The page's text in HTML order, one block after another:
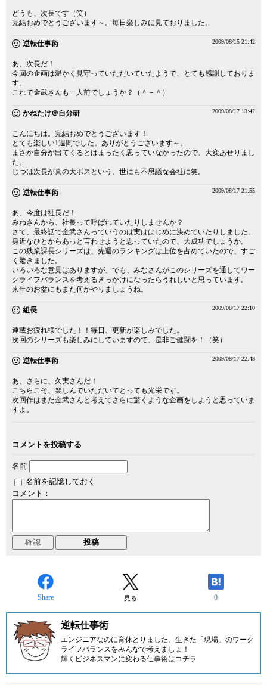
どうも、次長です（笑）
完結おめでとうございます～。毎日楽しみに見ておりました。
逆転仕事術 2009/08/15 21:42
あ、次長だ！
今回の企画は温かく見守っていただいていたようで、とても感謝しておりま
す。
これで金武さんも一人前でしょうか？（＾－＾）
かねたけ＠自分研 2009/08/17 13:42
こんにちは。完結おめでとうございます！
とても楽しい1週間でした。ありがとうございます～。
まさか自分が出てくるとはまったく思っていなかったので、大変あせりまし
た。
じつは次長が真の大ボスという、世にも不思議な会社に笑。
逆転仕事術 2009/08/17 21:55
あ、今度は社長だ！
みねさんから、社長って呼ばれていたりしませんか？
さて、最終話で金武さんっていうのは実ははじめに決めていたりしました。
身近なひとからあっと言わせようと思っていたので、大成功でしょうか。
この残業課長シリーズは、先週のランキングは上位を占めていたので、すご
く驚きました。
いろいろな意見はありますが、でも、みなさんがこのシリーズを通してワー
クライフバランスを考えるきっかけになったらうれしいと思っています。
来年のお盆にもまた何かやりましょうね。
組長 2009/08/17 22:10
連載お疲れ様でした！！毎日、更新が楽しみでした。
次回のシリーズも楽しみにしていますので、是非ご健闘を！（笑）
逆転仕事術 2009/08/17 22:48
あ、さらに、久実さんだ！
こちらこそ、楽しんでいただいてとっても光栄です。
次回作はまた金武さんと考えてさらに驚くような企画をしようと思っていま
すよ。
コメントを投稿する
名前
名前を記憶しておく
コメント：
Share 見る 0
逆転仕事術
エンジニアなのに育休とりました。生きた「現場」のワーク
ライフバランスをみんなで考えましょ！
輝くビジネスマンに変わる仕事術はコチラ